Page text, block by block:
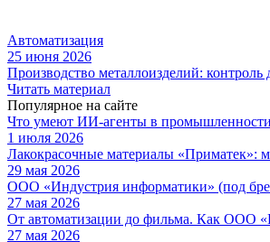
Автоматизация
25 июня 2026
Производство металлоизделий:
Читать материал
Популярное на сайте
Что умеют ИИ-агенты в промышленности
1 июля 2026
Лакокрасочные материалы «Приматек»:
29 мая 2026
ООО «Индустрия информатики» (под
27 мая 2026
От автоматизации до фильма. Как ООО
27 мая 2026